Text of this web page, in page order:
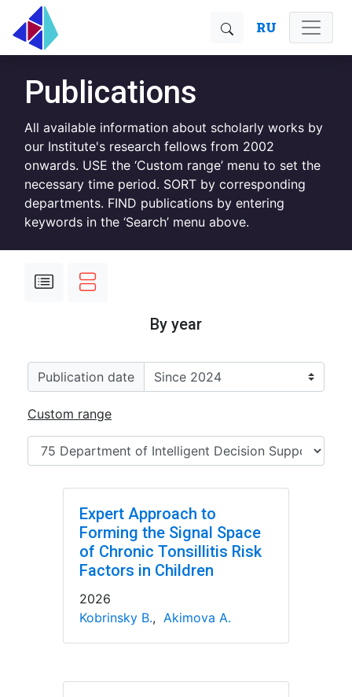
RU
Publications
All available information about scholarly works by
our Institute's research fellows from 2002
onwards. USE the ‘Custom range’ menu to set the
necessary time period. SORT by corresponding
departments. FIND publications by entering
keywords in the ‘Search’ menu above.
By year
Publication date
Custom range
Expert Approach to
Forming the Signal Space
of Chronic Tonsillitis Risk
Factors in Children
2026
Kobrinsky B., Akimova A.